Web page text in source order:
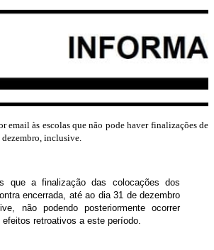
email às escolas que não pode haver finalizações de
dezembro, inclusive.
que a finalização das colocações dos
encerrada, até ao dia 31 de dezembro
não podendo posteriormente ocorrer
retroativos a este período.